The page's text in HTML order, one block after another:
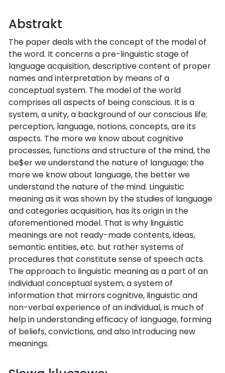
Abstrakt
The paper deals with the concept of the model of
the word. It concerns a pre-linguistic stage of
language acquisition, descriptive content of proper
names and interpretation by means of a
conceptual system. The model of the world
comprises all aspects of being conscious. It is a
system, a unity, a background of our conscious life;
perception, language, notions, concepts, are its
aspects. The more we know about cognitive
processes, functions and structure of the mind, the
be$er we understand the nature of language; the
more we know about language, the better we
understand the nature of the mind. Linguistic
meaning as it was shown by the studies of language
and categories acquisition, has its origin in the
aforementioned model. That is why linguistic
meanings are not ready-made contents, ideas,
semantic entities, etc. but rather systems of
procedures that constitute sense of speech acts.
The approach to linguistic meaning as a part of an
individual conceptual system, a system of
information that mirrors cognitive, linguistic and
non-verbal experience of an individual, is much of
help in understanding efficacy of language, forming
of beliefs, convictions, and also introducing new
meanings.